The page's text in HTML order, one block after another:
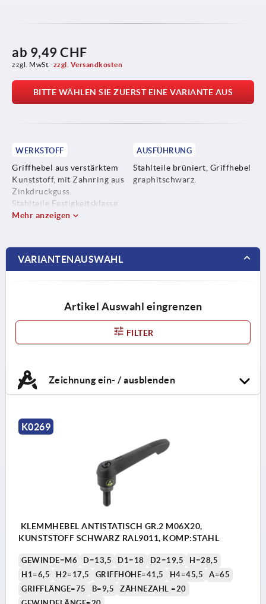
ab 9,49 CHF
zzgl. MwSt. zzgl. Versandkosten
BITTE WÄHLEN SIE ZUERST EINE VARIANTE AUS
WERKSTOFF
Griffhebel aus verstärktem
Kunststoff, mit Zahnring aus
Zinkdruckguss.
Stahlteile Festigkeitsklasse
5.8.
AUSFÜHRUNG
Stahlteile brüniert, Griffhebel
graphitschwarz.
Mehr anzeigen
VARIANTENAUSWAHL
Artikel Auswahl eingrenzen
FILTER
Zeichnung ein- / ausblenden
K0269
KLEMMHEBEL ANTISTATISCH GR.2 M06X20,
KUNSTSTOFF SCHWARZ RAL9011, KOMP:STAHL
GEWINDE=M6 D=13,5 D1=18 D2=19,5
H=28,5
H1=6,5
H2=17,5 GRIFFHÖHE=41,5 H4=45,5
A=65
GRIFFLÄNGE=75
B=9,5
ZÄHNEZAHL =20